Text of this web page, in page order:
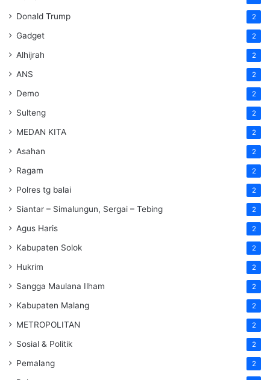
Donald Trump 2
Gadget 2
Alhijrah 2
ANS 2
Demo 2
Sulteng 2
MEDAN KITA 2
Asahan 2
Ragam 2
Polres tg balai 2
Siantar – Simalungun, Sergai – Tebing 2
Agus Haris 2
Kabupaten Solok 2
Hukrim 2
Sangga Maulana Ilham 2
Kabupaten Malang 2
METROPOLITAN 2
Sosial & Politik 2
Pemalang 2